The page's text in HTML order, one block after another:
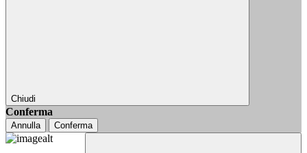
Chiudi
Conferma
Annulla Conferma